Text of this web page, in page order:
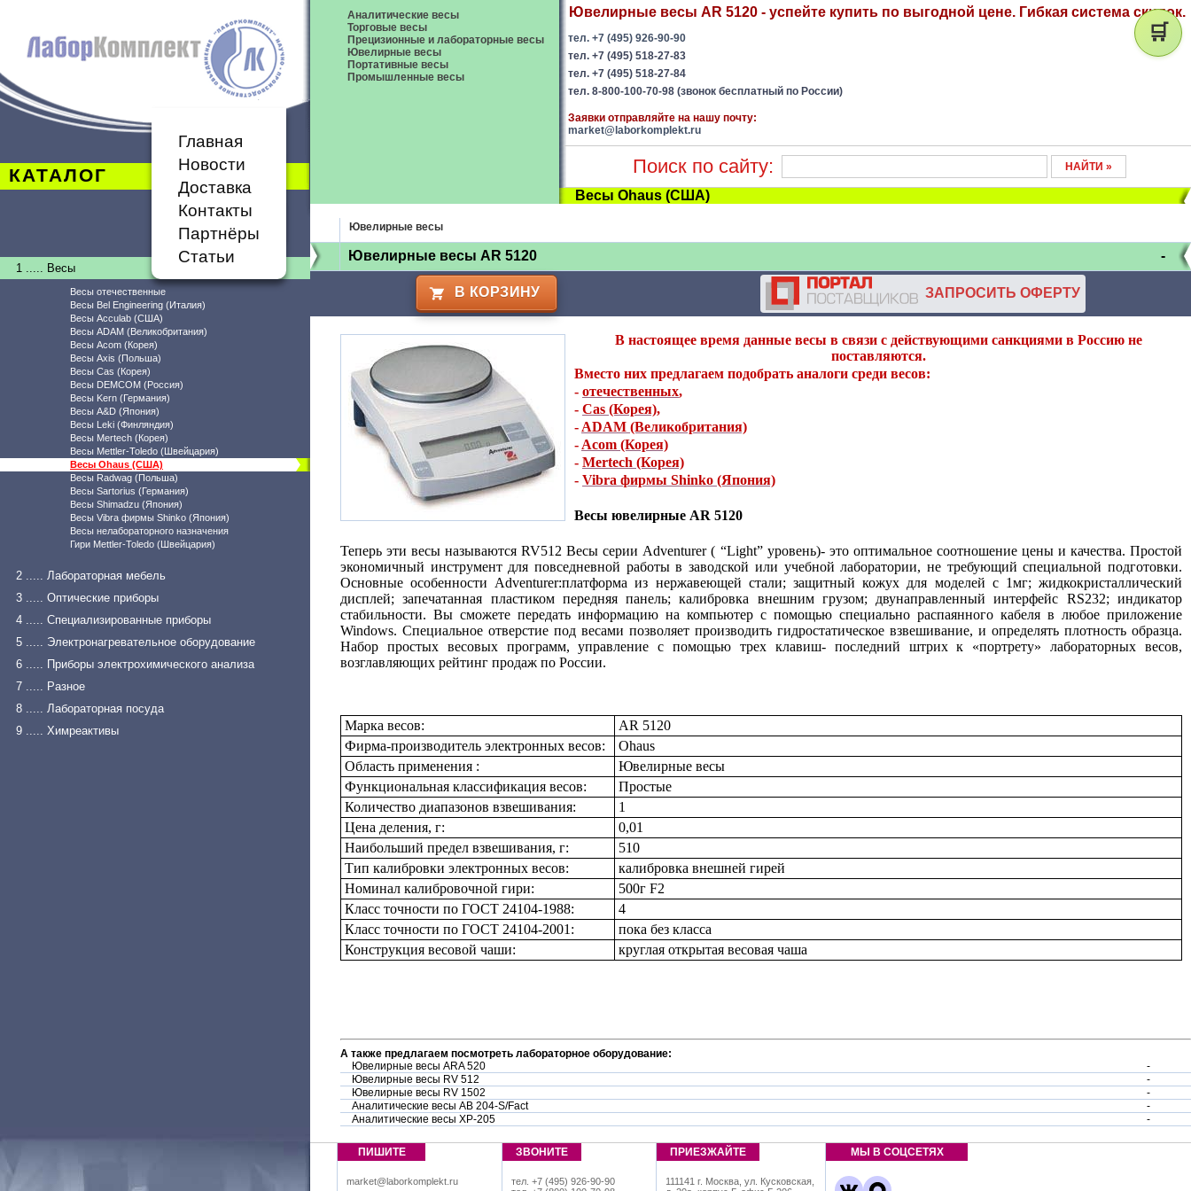
КАТАЛОГ
Главная
Новости
Доставка
Контакты
Партнёры
Статьи
1 ..... Весы
Весы отечественные
Весы Bel Engineering (Италия)
Весы Acculab (США)
Весы ADAM (Великобритания)
Весы Acom (Корея)
Весы Axis (Польша)
Весы Cas (Корея)
Весы DEMCOM (Россия)
Весы Kern (Германия)
Весы A&D (Япония)
Весы Leki (Финляндия)
Весы Mertech (Корея)
Весы Mettler-Toledo (Швейцария)
Весы Ohaus (США)
Весы Radwag (Польша)
Весы Sartorius (Германия)
Весы Shimadzu (Япония)
Весы Vibra фирмы Shinko (Япония)
Весы нелабораторного назначения
Гири Mettler-Toledo (Швейцария)
2 ..... Лабораторная мебель
3 ..... Оптические приборы
4 ..... Специализированные приборы
5 ..... Электронагревательное оборудование
6 ..... Приборы электрохимического анализа
7 ..... Разное
8 ..... Лабораторная посуда
9 ..... Химреактивы
Аналитические весы
Торговые весы
Прецизионные и лабораторные весы
Ювелирные весы
Портативные весы
Промышленные весы
Ювелирные весы AR 5120 - успейте купить по выгодной цене. Гибкая система скидок.
тел. +7 (495) 926-90-90
тел. +7 (495) 518-27-83
тел. +7 (495) 518-27-84
тел. 8-800-100-70-98 (звонок бесплатный по России)
Заявки отправляйте на нашу почту:
market@laborkomplekt.ru
Поиск по сайту:
Весы Ohaus (США)
Ювелирные весы
Ювелирные весы AR 5120 -
В КОРЗИНУ ЗАПРОСИТЬ ОФЕРТУ
В настоящее время данные весы в связи с действующими санкциями в Россию не
поставляются.
Вместо них предлагаем подобрать аналоги среди весов:
- отечественных,
- Cas (Корея),
- ADAM (Великобритания)
- Acom (Корея)
- Mertech (Корея)
- Vibra фирмы Shinko (Япония)
Весы ювелирные AR 5120
Теперь эти весы называются RV512 Весы серии Adventurer ( “Light” уровень)- это оптимальное соотношение цены и качества. Простой
экономичный инструмент для повседневной работы в заводской или учебной лаборатории, не требующий специальной подготовки.
Основные особенности Adventurer:платформа из нержавеющей стали; защитный кожух для моделей с 1мг; жидкокристаллический
дисплей; запечатанная пластиком передняя панель; калибровка внешним грузом; двунаправленный интерфейс RS232; индикатор
стабильности. Вы сможете передать информацию на компьютер с помощью специально распаянного кабеля в любое приложение
Windows. Специальное отверстие под весами позволяет производить гидростатическое взвешивание, и определять плотность образца.
Набор простых весовых программ, управление с помощью трех клавиш- последний штрих к «портрету» лабораторных весов,
возглавляющих рейтинг продаж по России.
Марка весов:
AR 5120
Фирма-производитель электронных весов:
Ohaus
Область применения :
Ювелирные весы
Функциональная классификация весов:
Простые
Количество диапазонов взвешивания:
1
Цена деления, г:
0,01
Наибольший предел взвешивания, г:
510
Тип калибровки электронных весов:
калибровка внешней гирей
Номинал калибровочной гири:
500г F2
Класс точности по ГОСТ 24104-1988:
4
Класс точности по ГОСТ 24104-2001:
пока без класса
Конструкция весовой чаши:
круглая открытая весовая чаша
А также предлагаем посмотреть лабораторное оборудование:
Ювелирные весы ARA 520
-
Ювелирные весы RV 512
-
Ювелирные весы RV 1502
-
Аналитические весы AB 204-S/Fact
-
Аналитические весы XP-205
-
ПИШИТЕ
market@laborkomplekt.ru
ЗВОНИТЕ
тел. +7 (495) 926-90-90
ПРИЕЗЖАЙТЕ
111141 г. Москва, ул. Кусковская,
МЫ В СОЦСЕТЯХ
🛒